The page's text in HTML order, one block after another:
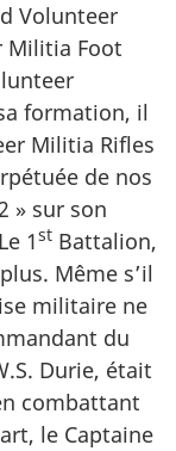
Volunteer
Militia Foot
formation, il
Militia Rifles
de nos
» sur son
1st Battalion,
Même s’il
militaire ne
du
Durie, était
combattant
le Captaine